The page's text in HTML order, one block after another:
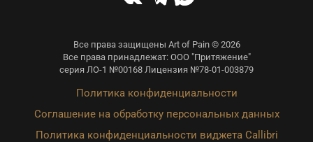
Все права защищены Art of Pain © 2026
Все права принадлежат: ООО "Притяжение"
серия ЛО-1 №00168 Лицензия №78-01-003879
Политика конфиденциальности
Соглашение на обработку персональных данных
Политика конфиденциальности виджета Callibri